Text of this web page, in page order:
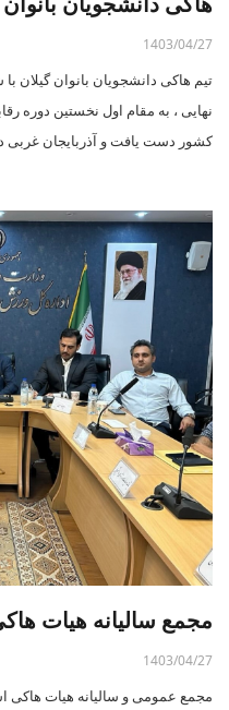
1403/04/27
تیم هاکی دانشجویان بانوان گیلان
نهایی ، به مقام اول نخستین دوره
کشور دست یافت و آذربایجان غربی
مجمع سالیانه هیات
1403/04/27
مجمع عمومی و سالیانه هیات